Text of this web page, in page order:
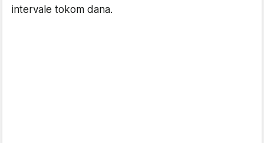
intervale tokom dana.